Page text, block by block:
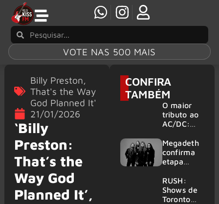
VOTE NAS 500 MAIS
Billy Preston,
That's the Way
God Planned It'
21/01/2026
‘Billy
Preston:
That’s the
Way God
Planned It’,
CONFIRA
TAMBÉM
O maior
tributo ao
AC/DC:
traz ao
Brasil um
repertório
atravessa
gerações
Megadeth
confirma
etapa
da turnê
de
despedida
RUSH:
Shows de
Toronto